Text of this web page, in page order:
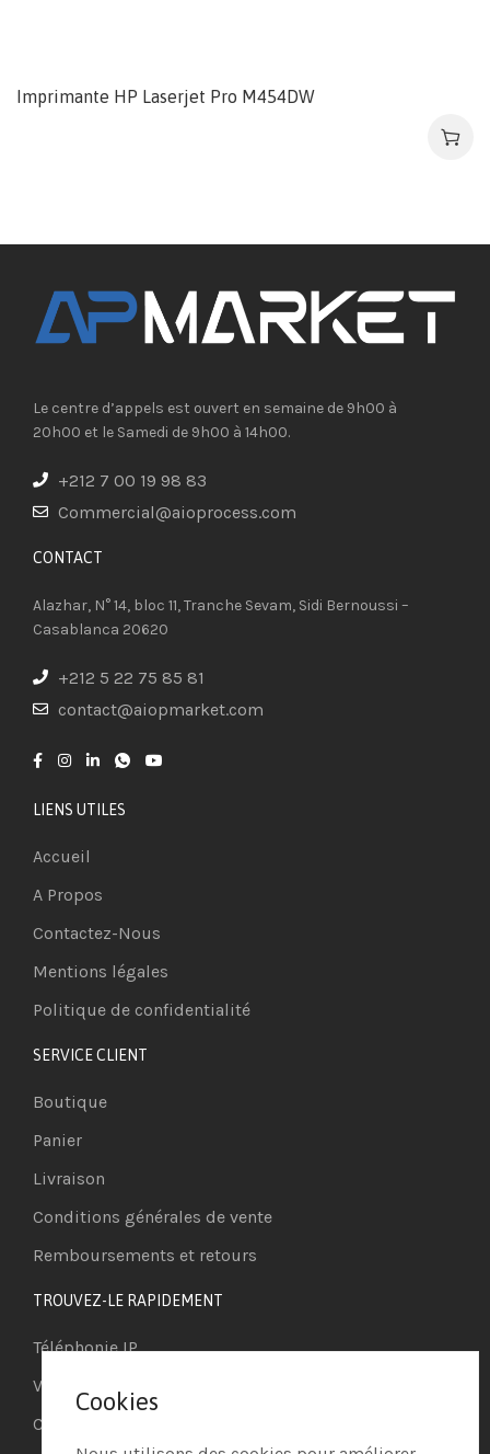
Imprimante HP Laserjet Pro M454DW
Le centre d’appels est ouvert en semaine de 9h00 à
20h00 et le Samedi de 9h00 à 14h00.
+212 7 00 19 98 83
Commercial@aioprocess.com
CONTACT​
Alazhar, N° 14, bloc 11, Tranche Sevam, Sidi Bernoussi –
Casablanca 20620
+212 5 22 75 85 81
contact@aiopmarket.com
LIENS UTILES
Accueil
A Propos
Contactez-Nous
Mentions légales
Politique de confidentialité
SERVICE CLIENT
Boutique
Panier
Livraison
Conditions générales de vente
Remboursements et retours
TROUVEZ-LE RAPIDEMENT
Téléphonie IP
Visioconférence
Casques
Cookies